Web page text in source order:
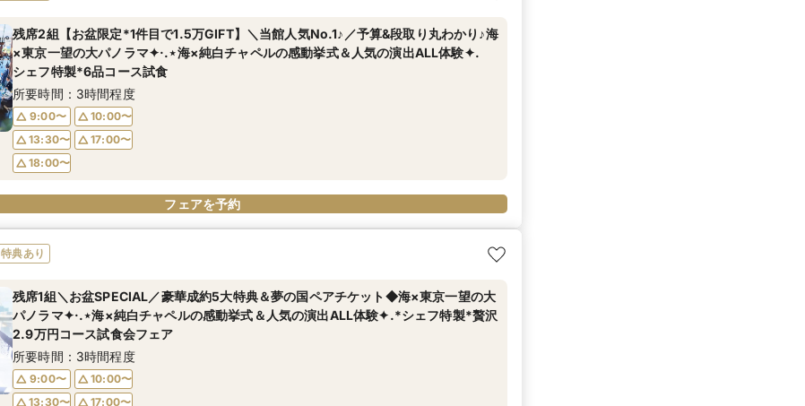
残席2組【お盆限定*1件目で1.5万GIFT】＼当館人気No.1♪／予算&段取り丸わかり♪海
×東京一望の大パノラマ✦·.⋆海×純白チャペルの感動挙式＆人気の演出ALL体験✦.
シェフ特製*6品コース試食
所要時間：3時間程度
9:00〜
10:00〜
13:30〜
17:00〜
18:00〜
フェアを予約
特典あり
残席1組＼お盆SPECIAL／豪華成約5大特典＆夢の国ペアチケット◆海×東京一望の大
パノラマ✦·.⋆海×純白チャペルの感動挙式＆人気の演出ALL体験✦.*シェフ特製*贅沢
2.9万円コース試食会フェア
所要時間：3時間程度
9:00〜
10:00〜
13:30〜
17:00〜